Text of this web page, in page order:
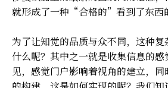
就形成了一种“合格的”看到了东西
为了让知觉的品质与众不同，这种复
什么呢？其中之一就是收集信息的
见，感觉门户影响着视角的建立，